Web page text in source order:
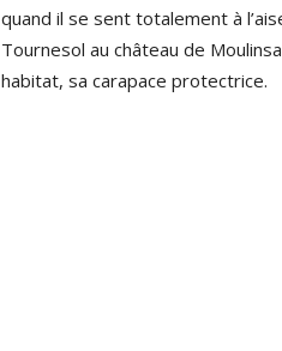
quand il se sent totalement à
Tournesol au château de
habitat, sa carapace protectrice.